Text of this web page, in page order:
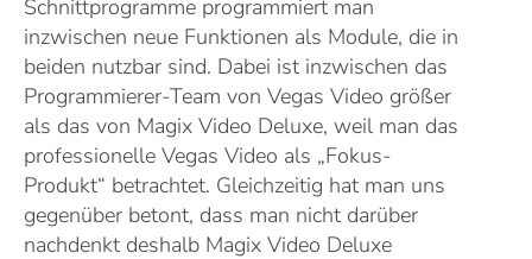
Schnittprogramme programmiert man
inzwischen neue Funktionen als Module, die in
beiden nutzbar sind. Dabei ist inzwischen das
Programmierer-Team von Vegas Video größer
als das von Magix Video Deluxe, weil man das
professionelle Vegas Video als „Fokus-
Produkt“ betrachtet. Gleichzeitig hat man uns
gegenüber betont, dass man nicht darüber
nachdenkt deshalb Magix Video Deluxe